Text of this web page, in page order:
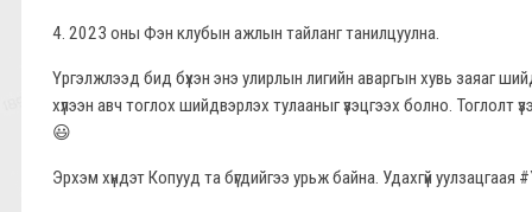
4. 2023 оны Фэн клубын ажлын тайланг танилцуулна.
Үргэлжлээд бид бүхэн энэ улирлын лигийн аваргын хувь заяаг
хүлээн авч тоглох шийдвэрлэх тулааныг үзэцгээх болно. Тоглолт
😃
Эрхэм хүндэт Копууд та бүгдийгээ урьж байна. Удахгүй уулзацгаая